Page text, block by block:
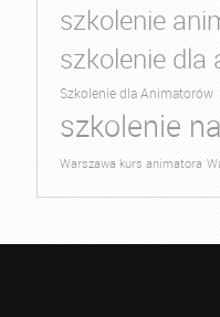
szkolenie
szkolenie dla
Szkolenie dla Animatorów
szkolenie
Warszawa kurs animatora